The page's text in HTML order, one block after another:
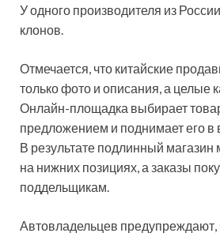
У одного производителя из
клонов.
Отмечается, что китайские
только фото и описания, а целые
Онлайн-площадка выбирает
предложением и поднимает его в
В результате подлинный магазин
на нижних позициях, а заказы
поддельщикам.
Автовладельцев предупреждают,